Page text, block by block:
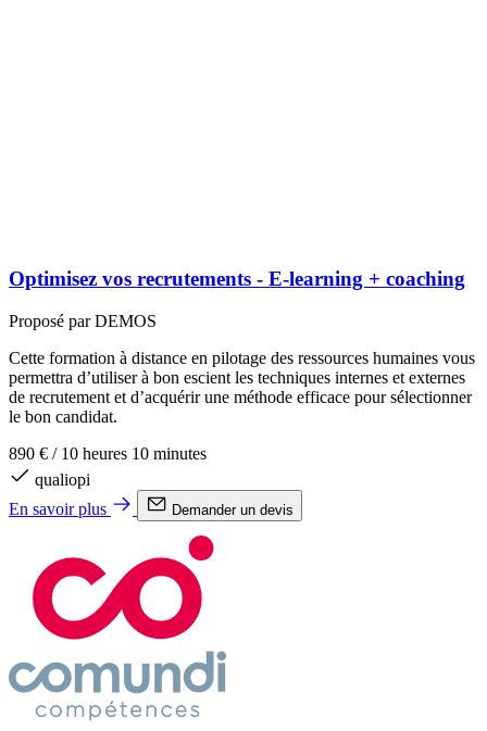
Optimisez vos recrutements - E-learning + coaching
Proposé par DEMOS
Cette formation à distance en pilotage des ressources humaines vous
permettra d’utiliser à bon escient les techniques internes et externes
de recrutement et d’acquérir une méthode efficace pour sélectionner
le bon candidat.
890 € / 10 heures 10 minutes
qualiopi
En savoir plus
Demander un devis